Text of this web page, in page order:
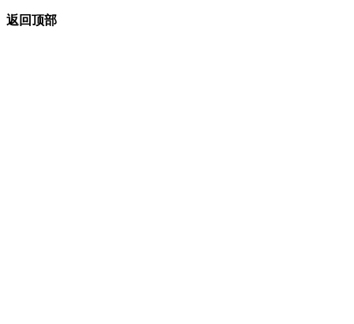
返回顶部